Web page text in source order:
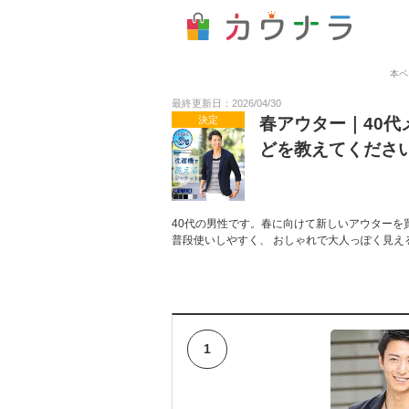
本
最終更新日：2026/04/30
決定
春アウター｜40代
どを教えてくださ
40代の男性です。春に向けて新しいアウター
普段使いしやすく、 おしゃれで大人っぽく見
1